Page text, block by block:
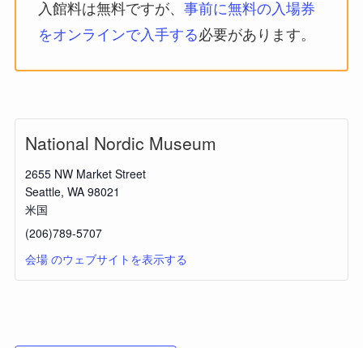
入館料は無料ですが、 事前に無料の入場券
をオンラインで入手する必要があります。
National Nordic Museum
2655 NW Market Street
Seattle, WA 98021
米国
(206)789-5707
会場 のウェブサイトを表示する